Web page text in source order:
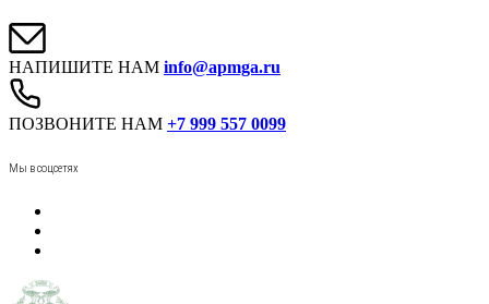
НАПИШИТЕ НАМ info@apmga.ru
ПОЗВОНИТЕ НАМ +7 999 557 0099
Мы в соцсетях